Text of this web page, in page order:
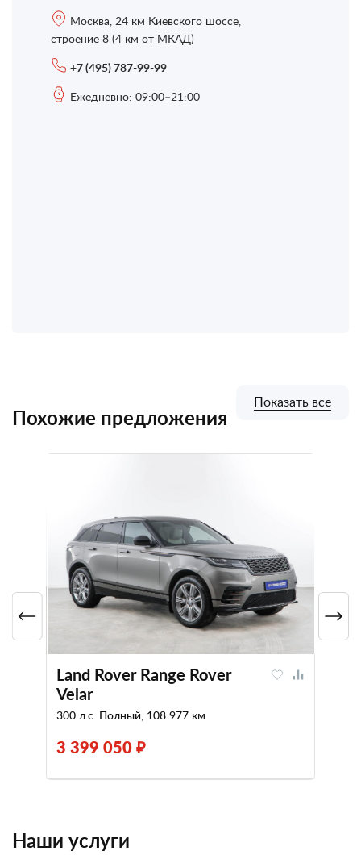
Москва, 24 км Киевского шоссе,
строение 8 (4 км от МКАД)
+7 (495) 787-99-99
Ежедневно: 09:00–21:00
Похожие предложения
Land Rover Range Rover
Velar
300 л.с. Полный, 108 977 км
3 399 050 ₽
Показать все
Наши услуги